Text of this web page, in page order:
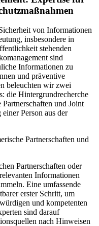
von Informationen
insbesondere in
stehenden
sind
Informationen zu
und präventive
beleuchten wir zwei
die Hintergrundrecherche
und Joint
Person aus der
Partnerschaften und
Partnerschaften oder
Informationen
Eine umfassende
erster Schritt, um
und kompetenten
sind darauf
nach Hinweisen